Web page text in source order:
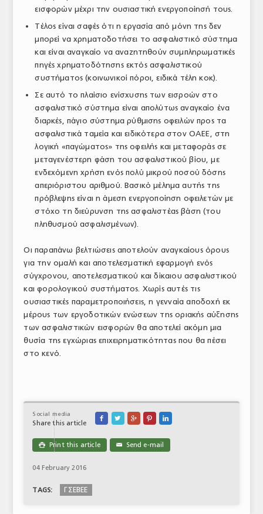
εισφορών μέχρι την ουσιαστική ενεργοποίησή τους.
Τέλος είναι σαφές ότι η εργασία από μόνη της δεν
μπορεί να χρηματοδοτήσει το ασφαλιστικό σύστημα
και είναι αναγκαίο να αναζητηθούν συμπληρωματικές
πηγές χρηματοδότησης εκτός ασφαλιστικού
συστήματος (κοινωνικοί πόροι, ειδικά τέλη κοκ).
Σε αυτό το πλαίσιο ενίσχυσης των εισροών στο
ασφαλιστικό σύστημα είναι απολύτως αναγκαίο ένα
διαρκές, πάγιο σύστημα ρύθμισης οφειλών προς τα
ασφαλιστικά ταμεία και ειδικότερα στον ΟΑΕΕ, στη
λογική «παγώματος» της οφειλής και μεταφοράς σε
μεταγενέστερη φάση του ασφαλιστικού βίου, με
ενδεχόμενη χρήση ενός πολύ μικρού ποσού δόσης
απεριόριστου αριθμού. Βασικό μέλημα αυτής της
πρόβλεψης είναι η άμεση ενεργοποίηση οφειλετών με
στόχο τη διεύρυνση της ασφαλιστέας βάση (του
πληθυσμού ασφαλισμένων).
Οι παραπάνω βελτιώσεις αποτελούν αναγκαίους όρους
για την ομαλή και αποτελεσματική εφαρμογή ενός
σύγχρονου, αποτελεσματικού και δίκαιου ασφαλιστικού
και φορολογικού συστήματος. Χωρίς αυτές τις
ουσιαστικές παραμετροποιήσεις, η γενναία αποδοχή εκ
μέρους των εργοδοτικών ενώσεων της οριακής αύξησης
των ασφαλιστικών εισφορών θα αποτελεί ακόμη μια
θυσία της εγχώριας επιχειρηματικότητας που θα πέσει
στο κενό.
Social media
Share this article
    
 Print this article ✉ Send e-mail
04 February 2016
TAGS: ΓΣΕΒΕΕ